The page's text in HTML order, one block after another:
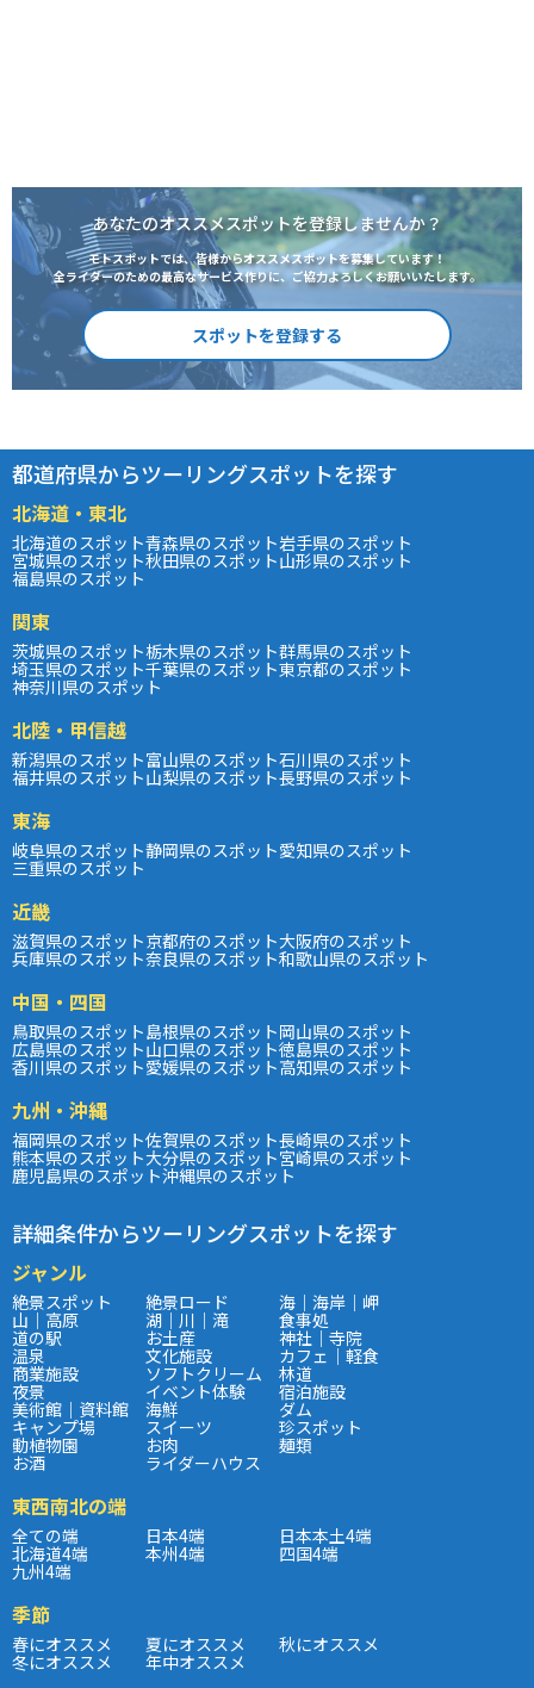
あなたのオススメスポットを登録しませんか？
モトスポットでは、皆様からオススメスポットを募集しています！
全ライダーのための最高なサービス作りに、ご協力よろしくお願いいたします。
スポットを登録する
都道府県からツーリングスポットを探す
北海道・東北
北海道のスポット青森県のスポット岩手県のスポット
宮城県のスポット秋田県のスポット山形県のスポット
福島県のスポット
関東
茨城県のスポット栃木県のスポット群馬県のスポット
埼玉県のスポット千葉県のスポット東京都のスポット
神奈川県のスポット
北陸・甲信越
新潟県のスポット富山県のスポット石川県のスポット
福井県のスポット山梨県のスポット長野県のスポット
東海
岐阜県のスポット静岡県のスポット愛知県のスポット
三重県のスポット
近畿
滋賀県のスポット京都府のスポット大阪府のスポット
兵庫県のスポット奈良県のスポット和歌山県のスポット
中国・四国
鳥取県のスポット島根県のスポット岡山県のスポット
広島県のスポット山口県のスポット徳島県のスポット
香川県のスポット愛媛県のスポット高知県のスポット
九州・沖縄
福岡県のスポット佐賀県のスポット長崎県のスポット
熊本県のスポット大分県のスポット宮崎県のスポット
鹿児島県のスポット沖縄県のスポット
詳細条件からツーリングスポットを探す
ジャンル
絶景スポット 絶景ロード 海｜海岸｜岬
山｜高原 湖｜川｜滝 食事処
道の駅 お土産 神社｜寺院
温泉 文化施設 カフェ｜軽食
商業施設 ソフトクリーム 林道
夜景 イベント体験 宿泊施設
美術館｜資料館 海鮮 ダム
キャンプ場 スイーツ 珍スポット
動植物園 お肉 麺類
お酒 ライダーハウス
東西南北の端
全ての端 日本4端 日本本土4端
北海道4端 本州4端 四国4端
九州4端
季節
春にオススメ 夏にオススメ 秋にオススメ
冬にオススメ 年中オススメ